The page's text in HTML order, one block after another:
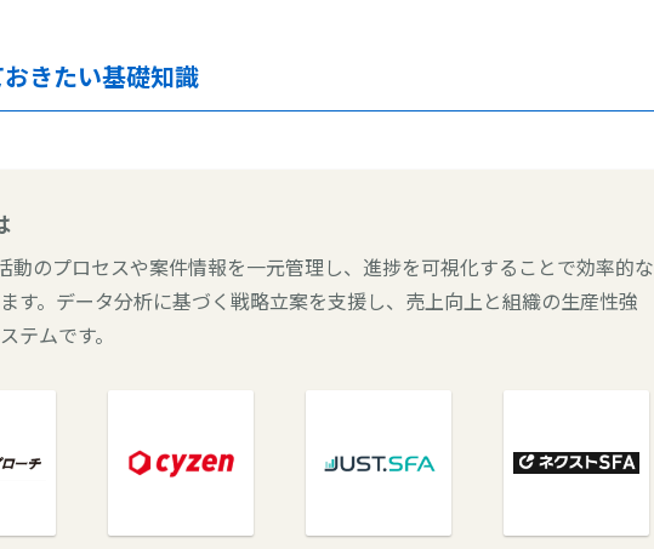
きたい基礎知識
動のプロセスや案件情報を一元管理し、進捗を可視化することで効率的な
す。データ分析に基づく戦略立案を支援し、売上向上と組織の生産性強
テムです。